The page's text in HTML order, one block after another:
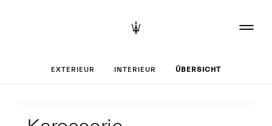
Set up your
EXTERIEUR INTERIEUR ÜBERSICHT